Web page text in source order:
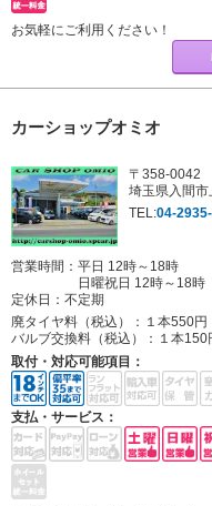
お気軽にご利用ください！
カーショップオミオ
〒358-0042
埼玉県入間
TEL:04-
営業時間：平日 12時～18時
日曜祝日 12時～18時
定休日： 不定期
廃タイヤ料（税込）： １本550円
バルブ交換料（税込）： １本150
取付・対応可能項目：
支払・サービス：